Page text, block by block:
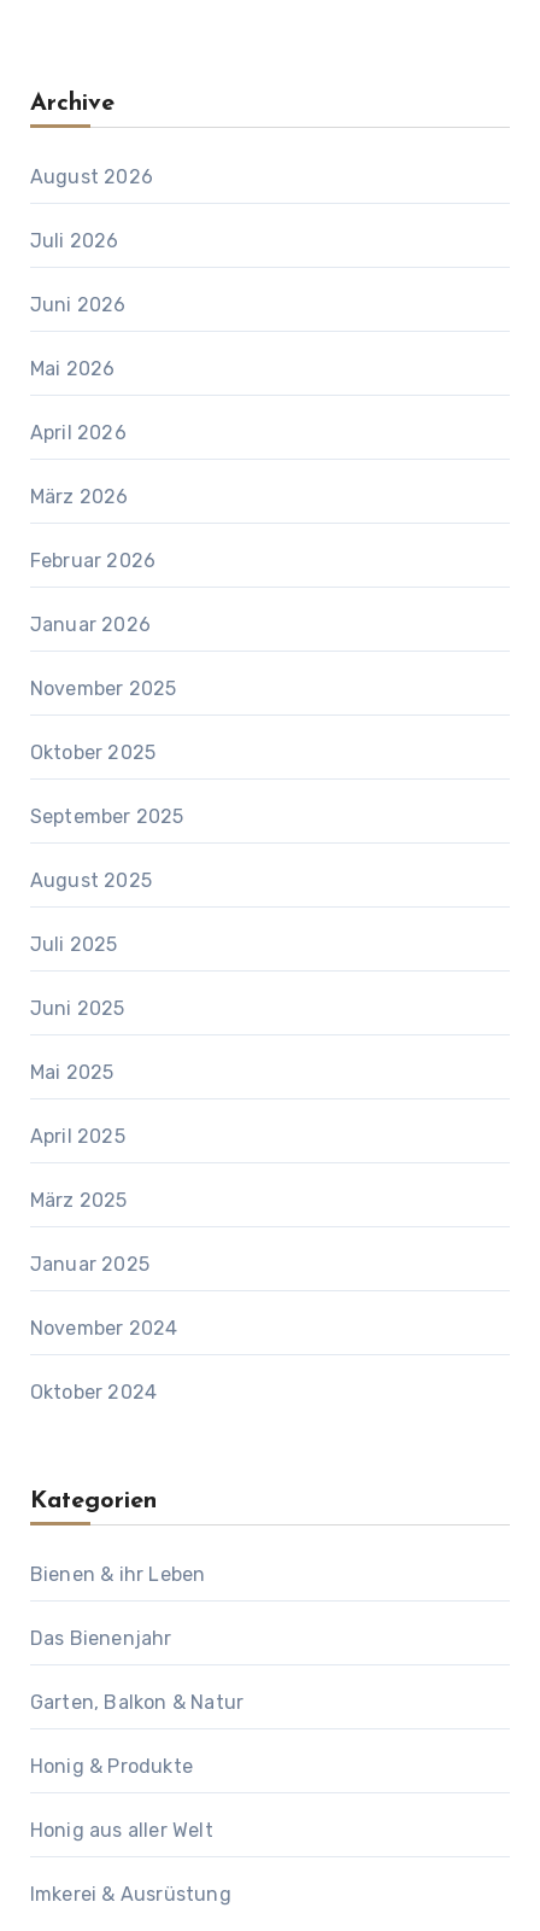
Archive
August 2026
Juli 2026
Juni 2026
Mai 2026
April 2026
März 2026
Februar 2026
Januar 2026
November 2025
Oktober 2025
September 2025
August 2025
Juli 2025
Juni 2025
Mai 2025
April 2025
März 2025
Januar 2025
November 2024
Oktober 2024
Kategorien
Bienen & ihr Leben
Das Bienenjahr
Garten, Balkon & Natur
Honig & Produkte
Honig aus aller Welt
Imkerei & Ausrüstung